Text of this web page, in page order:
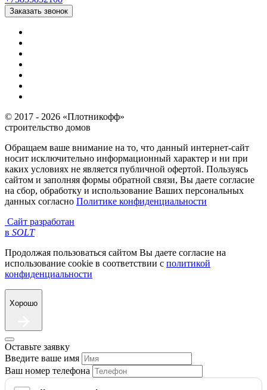
Заказать звонок
© 2017 - 2026 «Плотникофф»
строительство домов
Обращаем ваше внимание на то, что данный интернет-сайт
носит исключительно информационный характер и ни при
каких условиях не является публичной офертой. Пользуясь
сайтом и заполняя формы обратной связи, Вы даете согласие
на сбор, обработку и использование Ваших персональных
данных согласно Политике конфиденциальности
Сайт разработан
в SOLT
Продолжая пользоваться сайтом Вы даете согласие на
использование cookie в соответствии с политикой
конфиденциальности
Хорошо
Оставьте заявку
Введите ваше имя
Ваш номер телефона